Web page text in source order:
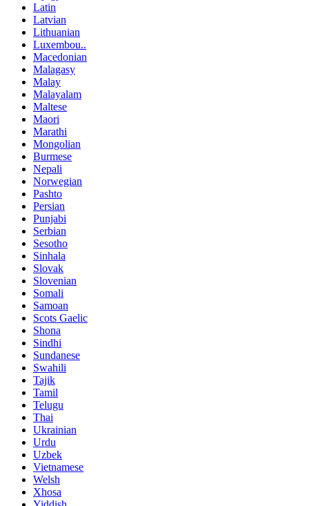
Latin
Latvian
Lithuanian
Luxembou..
Macedonian
Malagasy
Malay
Malayalam
Maltese
Maori
Marathi
Mongolian
Burmese
Nepali
Norwegian
Pashto
Persian
Punjabi
Serbian
Sesotho
Sinhala
Slovak
Slovenian
Somali
Samoan
Scots Gaelic
Shona
Sindhi
Sundanese
Swahili
Tajik
Tamil
Telugu
Thai
Ukrainian
Urdu
Uzbek
Vietnamese
Welsh
Xhosa